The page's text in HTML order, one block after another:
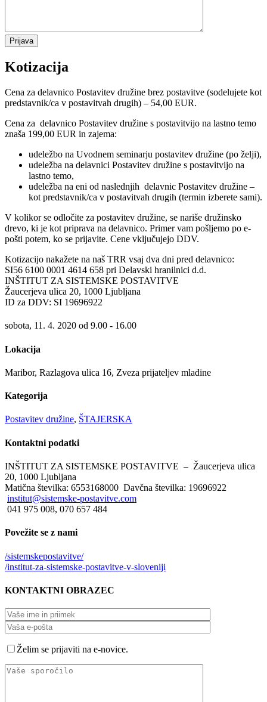
Kotizacija
Cena za delavnico Postavitev družine brez postavitve (sodelujete kot
predstavnik/ca v postavitvah drugih) – 54,00 EUR.
Cena za delavnico Postavitev družine s postavitvijo na lastno temo
znaša 199,00 EUR in zajema:
udeležbo na Uvodnem seminarju postavitev družine (po želji),
udeležba na delavnici Postavitev družine s postavitvijo na
lastno temo,
udeležba na eni od naslednjih delavnic Postavitev družine –
kot predstavnik/ca v postavitvah drugih (termin izberete sami).
V kolikor se odločite za postavitev družine, se nariše družinsko
drevo, ki je kot priprava na delavnico. Primer vam pošljemo po e-
pošti potem, ko se prijavite. Cene vključujejo DDV.
Kotizacijo nakažete na naš TRR vsaj dva dni pred delavnico:
SI56 6100 0001 4614 658 pri Delavski hranilnici d.d.
INŠTITUT ZA SISTEMSKE POSTAVITVE
Žaucerjeva ulica 20, 1000 Ljubljana
ID za DDV: SI 19696922
sobota, 11. 4. 2020 od 9.00 - 16.00
Lokacija
Maribor, Razlagova ulica 16, Zveza prijateljev mladine
Kategorija
Postavitev družine, ŠTAJERSKA
Kontaktni podatki
INŠTITUT ZA SISTEMSKE POSTAVITVE – Žaucerjeva ulica
20, 1000 Ljubljana
Matična številka: 6553168000 Davčna številka: 19696922
institut@sistemske-postavitve.com
041 975 008, 070 657 484
Povežite se z nami
/sistemskepostavitve/
/institut-za-sistemske-postavitve-v-sloveniji
KONTAKTNI OBRAZEC
Želim se prijaviti na e-novice.